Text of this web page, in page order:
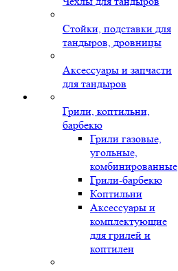
Стойки, подставки для
тандыров, дровницы
Аксессуары и запчасти
для тандыров
Грили, коптильни,
барбекю
Грили газовые,
угольные,
комбинированные
Грили-барбекю
Коптильни
Аксессуары и
комплектующие
для грилей и
коптилен